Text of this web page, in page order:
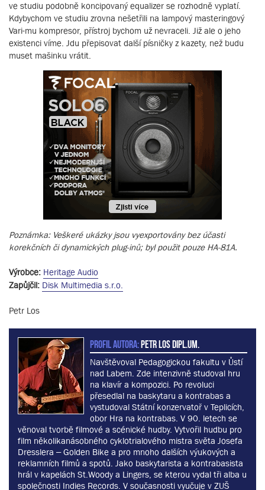
ve studiu podobně koncipovaný equalizer se rozhodně vyplatí.
Kdybychom ve studiu zrovna nešetřili na lampový masteringový
Vari-mu kompresor, přístroj bychom už nevraceli. Již ale o jeho
existenci víme. Jdu přepisovat další písničky z kazety, než budu
muset mašinku vrátit.
Poznámka: Veškeré ukázky jsou vyexportovány bez účasti
korekčních či dynamických plug-inů; byl použit pouze HA-81A.
Výrobce: Heritage Audio
Zapůjčil: Disk Multimedia s.r.o.
Petr Los
PROFIL AUTORA:Petr Los dipl.um.
Navštěvoval Pedagogickou fakultu v Ůstí
nad Labem. Zde intenzivně studoval hru
na klavír a kompozici. Po revoluci
přesedlal na baskytaru a kontrabas a
vystudoval Státní konzervatoř v Teplicích,
obor Hra na kontrabas. V 90. letech se
věnoval tvorbě filmové a scénické hudby. Vytvořil hudbu pro
film několikanásobného cyklotrialového mistra světa Josefa
Dresslera – Golden Bike a pro mnoho dalších výukových a
reklamních filmů a spotů. Jako baskytarista a kontrabasista
hrál v kapelách St.Woody a Lingers, se kterou vydal tři alba u
společnosti Indies Records. V současnosti vyučuje v ZUŠ